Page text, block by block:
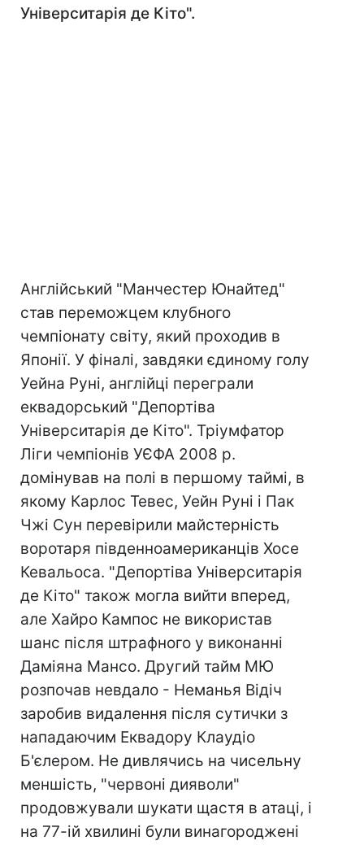
Університарія де Кіто".
Англійський "Манчестер Юнайтед"
став переможцем клубного
чемпіонату світу, який проходив в
Японії. У фіналі, завдяки єдиному голу
Уейна Руні, англійці переграли
еквадорський "Депортіва
Університарія де Кіто". Тріумфатор
Ліги чемпіонів УЄФА 2008 р.
домінував на полі в першому таймі, в
якому Карлос Тевес, Уейн Руні і Пак
Чжі Сун перевірили майстерність
воротаря південноамериканців Хосе
Кевальоса. "Депортіва Університарія
де Кіто" також могла вийти вперед,
але Хайро Кампос не використав
шанс після штрафного у виконанні
Даміяна Мансо. Другий тайм МЮ
розпочав невдало - Неманья Відіч
заробив видалення після сутички з
нападаючим Еквадору Клаудіо
Б'єлером. Не дивлячись на чисельну
меншість, "червоні дияволи"
продовжували шукати щастя в атаці, і
на 77-ій хвилині були винагороджені